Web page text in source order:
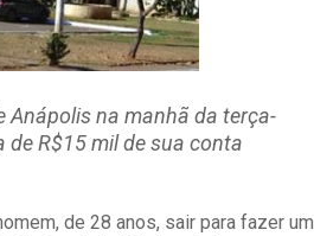
Anápolis na manhã da terça-
R$15 mil de sua conta
de 28 anos, sair para fazer um